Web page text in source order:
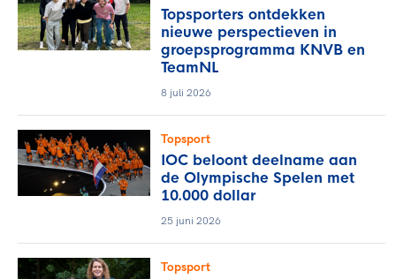
Topsporters ontdekken
nieuwe perspectieven in
groepsprogramma KNVB en
TeamNL
8 juli 2026
Topsport
IOC beloont deelname aan
de Olympische Spelen met
10.000 dollar
25 juni 2026
Topsport